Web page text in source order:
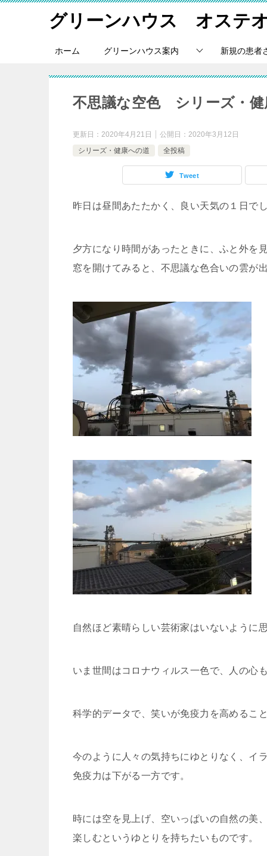
グリーンハウス オステ
ホーム グリーンハウス案内 新規の患者
不思議な空色 シリーズ・健
更新日： 2020年4月21日 公開日： 2020年3月12日
シリーズ・健康への道
全投稿
Tweet
昨日は昼間あたたかく、良い天気の１日でし
夕方になり時間があったときに、ふと外を
窓を開けてみると、不思議な色合いの雲が
自然ほど素晴らしい芸術家はいないように思
いま世間はコロナウィルス一色で、人の心
科学的データで、笑いが免疫力を高めるこ
今のように人々の気持ちにゆとりなく、イ
免疫力は下がる一方です。
時には空を見上げ、空いっぱいの自然の美
楽しむというゆとりを持ちたいものです。